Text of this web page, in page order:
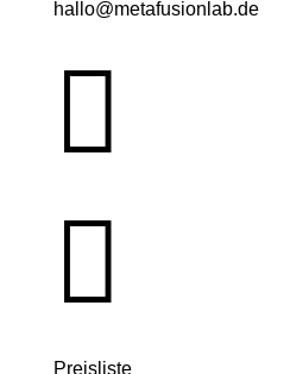
hallo@metafusionlab.de


Preisliste